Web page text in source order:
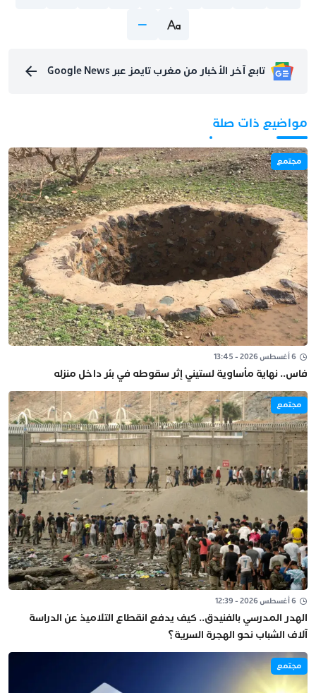
تابع آخر الأخبار من مغرب تايمز عبر Google News
مواضيع ذات صلة
مجتمع
6 أغسطس 2026 - 13:45
فاس.. نهاية مأساوية لستيني إثر سقوطه في بئر داخل منزله
مجتمع
6 أغسطس 2026 - 12:39
الهدر المدرسي بالفنيدق.. كيف يدفع انقطاع التلاميذ عن الدراسة
آلاف الشباب نحو الهجرة السرية؟
مجتمع